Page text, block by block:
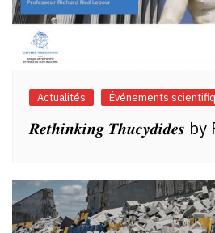
Actualités Événements
𝑹𝒆𝒕𝒉𝒊𝒏𝒌𝒊𝒏𝒈 𝑻𝒉𝒖𝒄𝒚𝒅𝒊𝒅𝒆𝒔